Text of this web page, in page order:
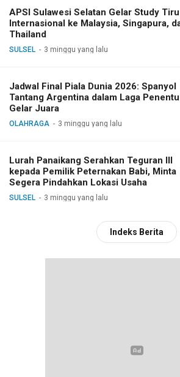
APSI Sulawesi Selatan Gelar Study Tiru
Internasional ke Malaysia, Singapura,
Thailand
SULSEL 3 minggu yang lalu
Jadwal Final Piala Dunia 2026: Spanyol
Tantang Argentina dalam Laga Penentu
Gelar Juara
OLAHRAGA 3 minggu yang lalu
Lurah Panaikang Serahkan Teguran III
kepada Pemilik Peternakan Babi, Minta
Segera Pindahkan Lokasi Usaha
SULSEL 3 minggu yang lalu
Indeks Berita